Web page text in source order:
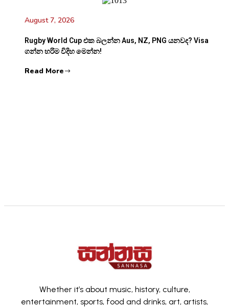
August 7, 2026
Rugby World Cup එක බලන්න Aus, NZ, PNG යනවද? Visa
ගන්න හරිම විදිහ මෙන්න!
Read More
Whether it’s about music, history, culture,
entertainment, sports, food and drinks, art, artists,